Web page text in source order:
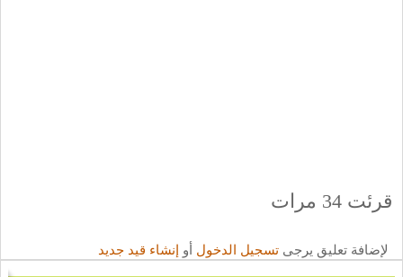
قرئت 34 مرات
لإضافة تعليق يرجى تسجيل الدخول أو إنشاء قيد جديد